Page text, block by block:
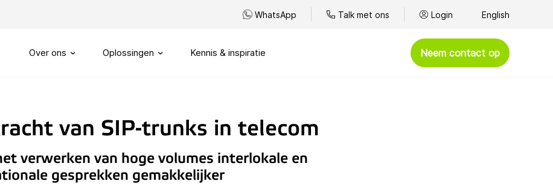
WhatsApp Talk met ons Login English
Over ons
Onze visie
Onze partners
Oplossingen
SIP trunks
Maatwerk telefonie
My Sound of Data portal
Kennis & inspiratie Neem contact op
van SIP-trunks in telecom
verwerken van hoge volumes interlokale en
gesprekken gemakkelijker